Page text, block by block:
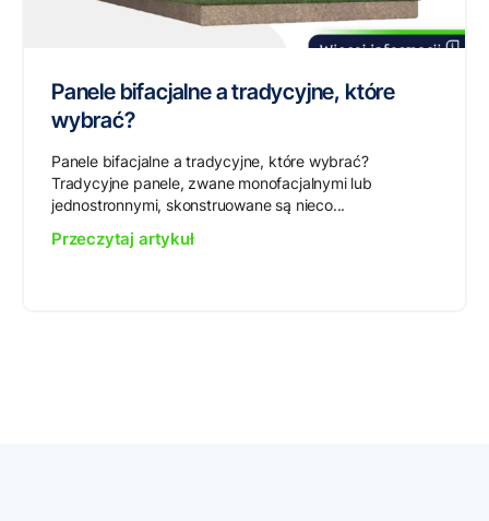
Panele bifacjalne a tradycyjne, które
wybrać?
Panele bifacjalne a tradycyjne, które wybrać?
Tradycyjne panele, zwane monofacjalnymi lub
jednostronnymi, skonstruowane są nieco...
Przeczytaj artykuł